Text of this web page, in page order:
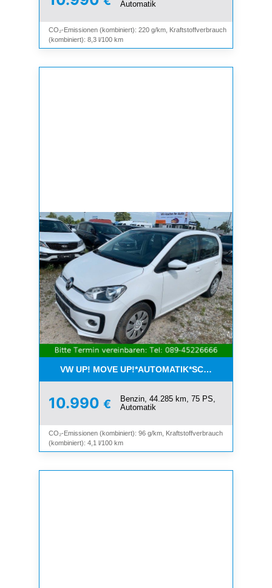
Automatik
CO₂-Emissionen (kombiniert): 220 g/km, Kraftstoffverbrauch
(kombiniert): 8,3 l/100 km
VW UP! MOVE
10.990 €
Benzin, 44.285 km, 75 PS,
Automatik
CO₂-Emissionen (kombiniert): 96 g/km, Kraftstoffverbrauch
(kombiniert): 4,1 l/100 km